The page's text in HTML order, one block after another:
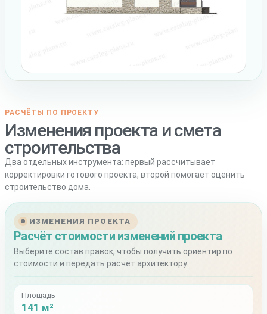
РАСЧЁТЫ ПО ПРОЕКТУ
Изменения проекта и смета
строительства
Два отдельных инструмента: первый рассчитывает
корректировки готового проекта, второй помогает оценить
строительство дома.
ИЗМЕНЕНИЯ ПРОЕКТА
Расчёт стоимости изменений проекта
Выберите состав правок, чтобы получить ориентир по
стоимости и передать расчёт архитектору.
Площадь
141 м²